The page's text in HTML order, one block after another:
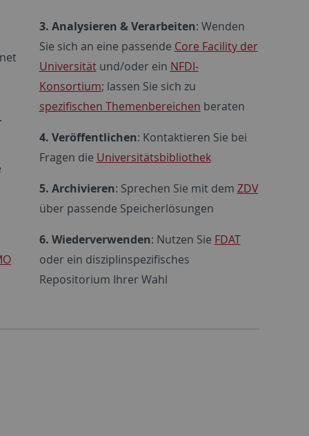
3. Analysieren & Verarbeiten: Wenden
Sie sich an eine passende Core Facility der
Universitätund/oder ein NFDI-
Konsortium; lassen Sie sich zu
spezifischen Themenbereichen beraten
4. Veröffentlichen: Kontaktieren Sie bei
Fragen die Universitätsbibliothek
5. Archivieren: Sprechen Sie mit dem ZDV
über passende Speicherlösungen
6. Wiederverwenden: Nutzen Sie FDAT
oder ein disziplinspezifisches
Repositorium Ihrer Wahl